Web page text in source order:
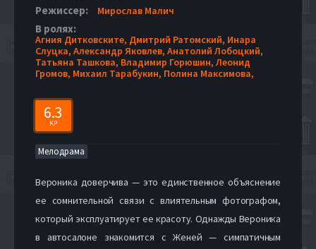
Режиссер: Мирослав Малич
В ролях:
Агния Дитковските, Дмитрий Ратомский, Инара
Слуцка, Александр Яковлев, Анатолий Лобоцкий,
Татьяна Ташкова, Владимир Горюшин,Леонид
Громов, Михаил Тарабукин, Полина Максимова,
6.3
KP
Мелодрама
Вероника доверчива — это единственное объяснение
ее сомнительной связи с влиятельным фотографом,
который эксплуатирует ее красоту. Однажды Вероника
в автосалоне знакомится с Женей — симпатичным